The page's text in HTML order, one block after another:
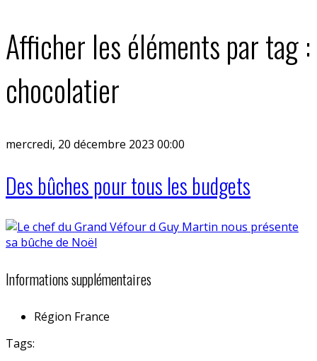
Afficher les éléments par tag :
chocolatier
mercredi, 20 décembre 2023 00:00
Des bûches pour tous les budgets
Informations supplémentaires
Région France
Tags: